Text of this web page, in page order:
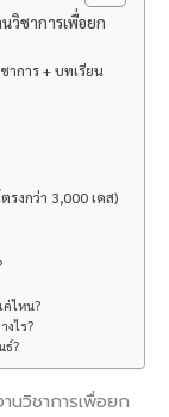
วิชาการเพื่อยก
าการ + บทเรียน
งกว่า 3,000 เคส)
ไหน?
ไร?
ธ์?
นวิชาการเพื่อยก